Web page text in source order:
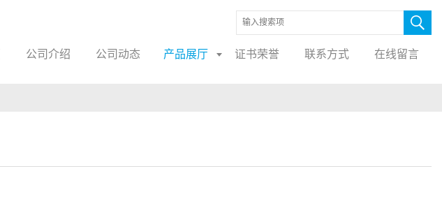
公司介绍 公司动态 产品展厅 证书荣誉 联系方式 在线留言